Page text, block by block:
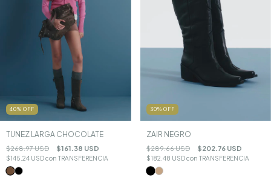
40% OFF
TUNEZ LARGA CHOCOLATE
$268.97 USD $161.38 USD
$145.24 USDcon TRANSFERENCIA
30% OFF
ZAIR NEGRO
$289.66 USD $202.76 USD
$182.48 USDcon TRANSFERENCIA